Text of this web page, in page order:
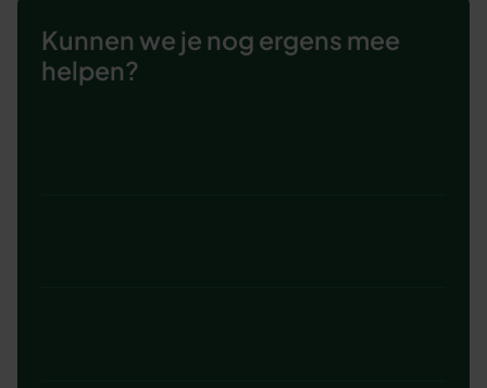
Kunnen we je nog ergens mee
helpen?